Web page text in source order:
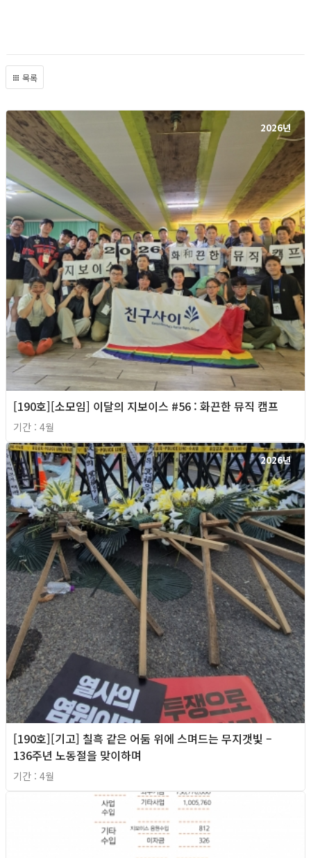
목록
2026년
[190호][소모임] 이달의 지보이스 #56 : 화끈한 뮤직 캠프
기간 : 4월
2026년
[190호][기고] 칠흑 같은 어둠 위에 스며드는 무지갯빛 –
136주년 노동절을 맞이하며
기간 : 4월